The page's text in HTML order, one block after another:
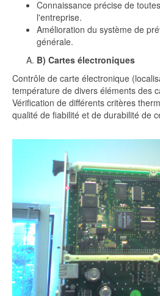
Connaissance précise de
l'entreprise.
Amélioration du système de
générale.
B) Cartes électroniques
Contrôle de carte électronique
température de divers éléments des
Vérification de différents critères
qualité de fiabilité et de durabilité de